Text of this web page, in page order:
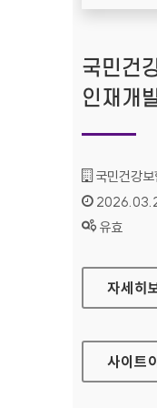
국민건
인재개
기관명 :
국민건강
인증기간 :
상태 :
유효
국민건
자세히
사이트